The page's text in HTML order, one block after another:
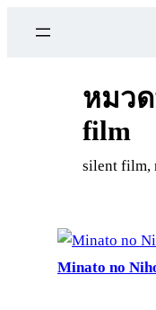
หมว
film
silent film,
Minato no